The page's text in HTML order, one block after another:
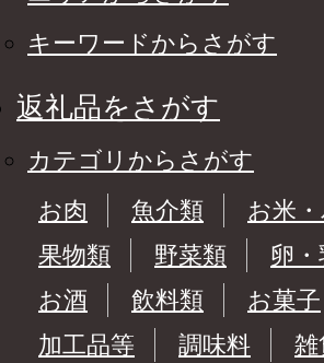
キーワードからさがす
返礼品をさがす
カテゴリからさがす
お肉
魚介類
お米
果物類
野菜類
卵
お酒
飲料類 お菓子
加工品等
調味料
雑